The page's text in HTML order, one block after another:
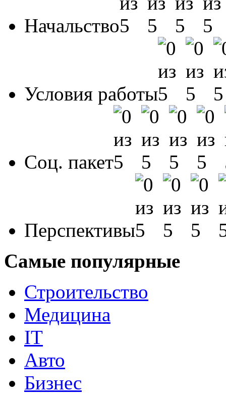
Начальство
Условия работы
Соц. пакет
Перспективы
Самые популярные
Строительство
Медицина
IT
Авто
Бизнес